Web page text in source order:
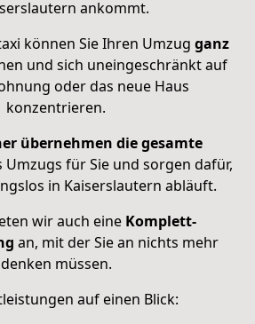
ankommt.
können Sie Ihren Umzug ganz
und sich uneingeschränkt auf
oder das neue Haus
konzentrieren.
übernehmen die gesamte
Umzugs für Sie und sorgen dafür,
in Kaiserslautern abläuft.
wir auch eine Komplett-
an, mit der Sie an nichts mehr
denken müssen.
auf einen Blick: